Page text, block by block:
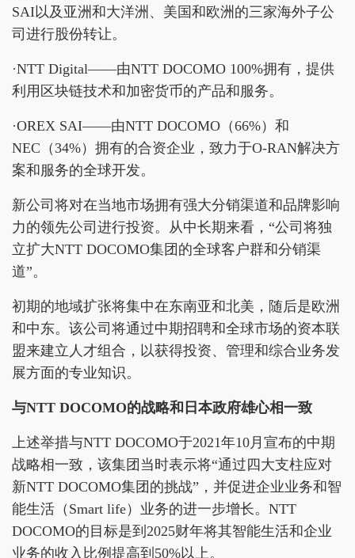
SAI以及亚洲和大洋洲、美国和欧洲的三家海外子公
司进行股份转让。
·NTT Digital——由NTT DOCOMO 100%拥有，提供
利用区块链技术和加密货币的产品和服务。
·OREX SAI——由NTT DOCOMO（66%）和
NEC（34%）拥有的合资企业，致力于O-RAN解决方
案和服务的全球开发。
新公司将对在当地市场拥有强大分销渠道和品牌影响
力的领先公司进行投资。从中长期来看，“公司将独
立扩大NTT DOCOMO集团的全球客户群和分销渠
道”。
初期的地域扩张将集中在东南亚和北美，随后是欧洲
和中东。该公司将通过中期招聘和全球市场的资本联
盟来建立人才组合，以获得投资、管理和综合业务发
展方面的专业知识。
与NTT DOCOMO的战略和日本政府雄心相一致
上述举措与NTT DOCOMO于2021年10月宣布的中期
战略相一致，该集团当时表示将“通过四大支柱应对
新NTT DOCOMO集团的挑战”，并促进企业业务和智
能生活（Smart life）业务的进一步增长。NTT
DOCOMO的目标是到2025财年将其智能生活和企业
业务的收入比例提高到50%以上。